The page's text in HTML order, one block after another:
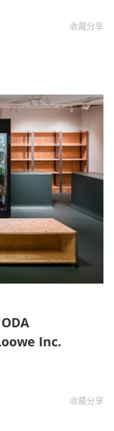
收藏分享
Inc.
收藏分享